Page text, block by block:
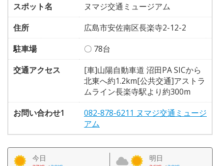
スポット名
ヌマジ交通ミュージアム
住所
広島市安佐南区長楽寺2-12-2
駐車場
〇 78台
交通アクセス
[車]山陽自動車道 沼田PA SICから
北東へ約1.2km[公共交通]アストラ
ムライン長楽寺駅より約300m
お問い合わせ1
082-878-6211 ヌマジ交通ミュージ
アム
今日 明日